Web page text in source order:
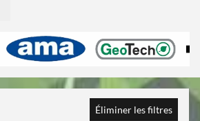
Éliminer les filtres